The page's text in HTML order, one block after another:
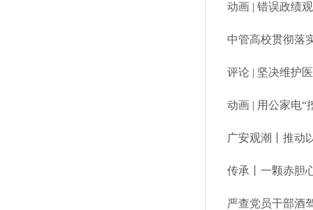
动画 | 错误政绩
中管高校贯彻落
评论 | 坚决维护
动画 | 用公家电“
广安观潮丨推动
传承丨一颗赤胆
严查党员干部酒